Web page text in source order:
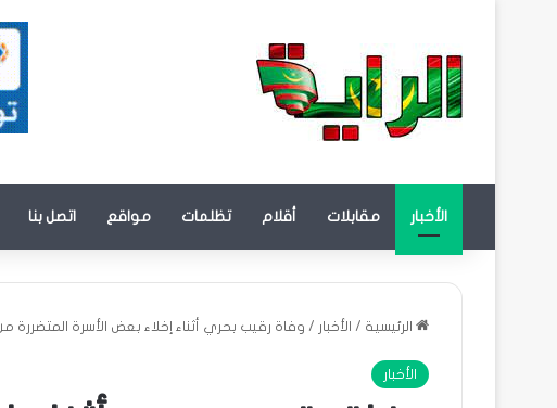
الأخبار مقابلات أقلام تظلمات مواقع اتصل بنا
الرئيسية / الأخبار / وفاة رقيب بحري أثناء إخلاء بعض الأسرة المتضررة
الأخبار